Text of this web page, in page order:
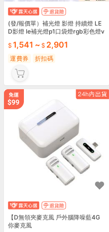
(發/報價單）補光燈 影燈 持續燈 LE
D影燈 le補光燈p1口袋燈rgb彩色燈v
1,541 ~ 2,901
運費券 折扣碼
【D無領夾麥克風 戶外腦降噪藍4G
你麥克風